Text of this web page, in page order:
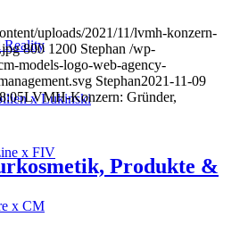
Reality
x Lukinski
x FIV
x CM
uploads/2021/11/lvmh-konzern-
800 1200 Stephan /wp-
models-logo-web-agency-
Stephan2021-11-09
LVMH-Konzern: Gründer,
Produkte &